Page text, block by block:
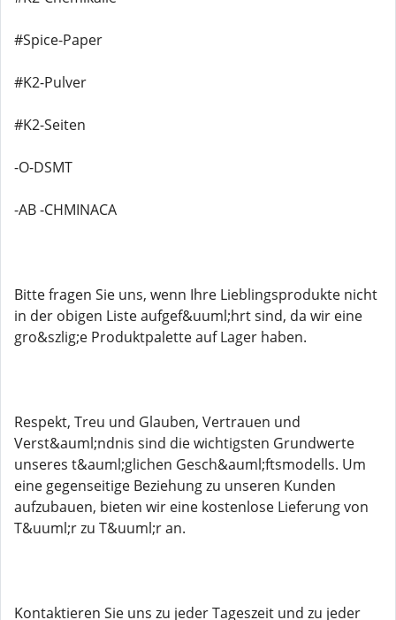
#Spice-Paper
#K2-Pulver
#K2-Seiten
-O-DSMT
-AB -CHMINACA
Bitte fragen Sie uns, wenn Ihre Lieblingsprodukte nicht
in der obigen Liste aufgef&uuml;hrt sind, da wir eine
gro&szlig;e Produktpalette auf Lager haben.
Respekt, Treu und Glauben, Vertrauen und
Verst&auml;ndnis sind die wichtigsten Grundwerte
unseres t&auml;glichen Gesch&auml;ftsmodells. Um
eine gegenseitige Beziehung zu unseren Kunden
aufzubauen, bieten wir eine kostenlose Lieferung von
T&uuml;r zu T&uuml;r an.
Kontaktieren Sie uns zu jeder Tageszeit und zu jeder